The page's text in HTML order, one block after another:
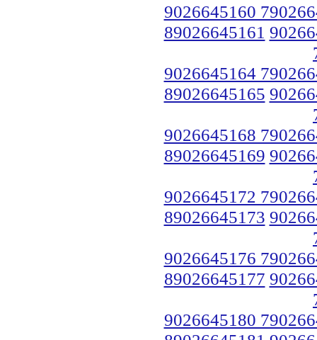
9026645160
89026645161
9026645164
89026645165
9026645168
89026645169
9026645172
89026645173
9026645176
89026645177
9026645180